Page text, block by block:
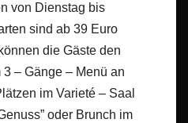
von Dienstag bis
sind ab 39 Euro
die Gäste den
– Gänge – Menü an
im Varieté – Saal
oder Brunch im